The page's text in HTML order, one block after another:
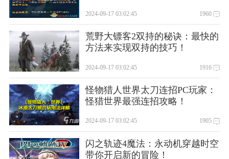
2024-09-17 03:02:45 1960
荒野大镖客2双持的秘诀：最快的
方法来实现双持的技巧！
2024-09-17 03:02:45 1916
怪物猎人世界太刀连招PC玩家：
怪猎世界最强连招攻略！
2024-09-17 03:02:45 1905
闪之轨迹4魔法：永动机穿越时空
带你开启新的冒险！